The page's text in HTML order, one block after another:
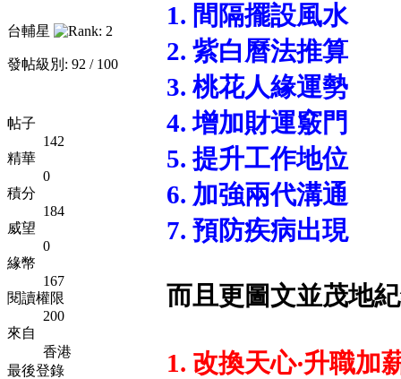
台輔星
發帖級別: 92 / 100
帖子
142
精華
0
積分
184
威望
0
緣幣
167
閱讀權限
200
來自
香港
最後登錄
1. 間隔擺設風水
2. 紫白曆法推算
3. 桃花人緣運勢
4. 增加財運竅門
5. 提升工作地位
6. 加強兩代溝通
7. 預防疾病出現
而且更圖文並茂地
1. 改換天心‧升職加